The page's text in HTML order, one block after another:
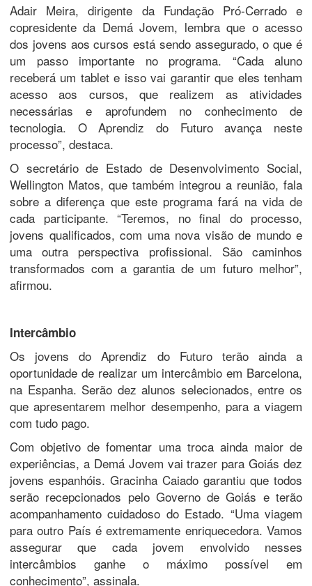
Adair Meira, dirigente da Fundação Pró-Cerrado e
copresidente da Demá Jovem, lembra que o acesso
dos jovens aos cursos está sendo assegurado, o que é
um passo importante no programa. “Cada aluno
receberá um tablet e isso vai garantir que eles tenham
acesso aos cursos, que realizem as atividades
necessárias e aprofundem no conhecimento de
tecnologia. O Aprendiz do Futuro avança neste
processo”, destaca.
O secretário de Estado de Desenvolvimento Social,
Wellington Matos, que também integrou a reunião, fala
sobre a diferença que este programa fará na vida de
cada participante. “Teremos, no final do processo,
jovens qualificados, com uma nova visão de mundo e
uma outra perspectiva profissional. São caminhos
transformados com a garantia de um futuro melhor”,
afirmou.
Intercâmbio
Os jovens do Aprendiz do Futuro terão ainda a
oportunidade de realizar um intercâmbio em Barcelona,
na Espanha. Serão dez alunos selecionados, entre os
que apresentarem melhor desempenho, para a viagem
com tudo pago.
Com objetivo de fomentar uma troca ainda maior de
experiências, a Demá Jovem vai trazer para Goiás dez
jovens espanhóis. Gracinha Caiado garantiu que todos
serão recepcionados pelo Governo de Goiás e terão
acompanhamento cuidadoso do Estado. “Uma viagem
para outro País é extremamente enriquecedora. Vamos
assegurar que cada jovem envolvido nesses
intercâmbios ganhe o máximo possível em
conhecimento”, assinala.